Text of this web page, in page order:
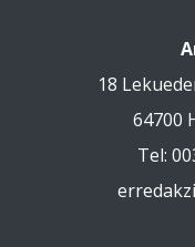
18
64700
Tel: